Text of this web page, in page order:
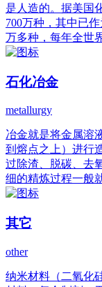
是人造的。据美国
700万种，其中已
万多种，每年全世
石化冶金
metallurgy
冶金就是将金属溶
到熔点之上）进行
过除渣、脱碳、去
细的精炼过程一般
其它
other
纳米材料（二氧化